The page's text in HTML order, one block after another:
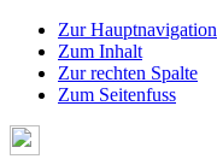
Zur Hauptnavigation
Zum Inhalt
Zur rechten Spalte
Zum Seitenfuss